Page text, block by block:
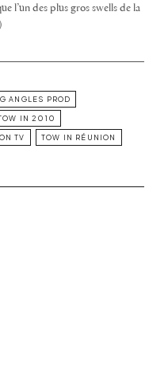
l’un des plus gros swells de la
)
ANGLES PROD
IN 2010
TV TOW IN RÉUNION